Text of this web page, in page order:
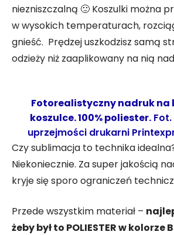
niezniszczalną 🙂 Koszulki można
w wysokich temperaturach,
gnieść. Prędzej uszkodzisz samą
odzieży niż zaaplikowany na nią
Fotorealistyczny nadruk na
koszulce. 100% poliester.Fot.
uprzejmości drukarni
Czy sublimacja to technika
Niekoniecznie. Za super jakością
kryje się sporo ograniczeń
Przede wszystkim materiał –
żeby był to POLIESTER w kolorze